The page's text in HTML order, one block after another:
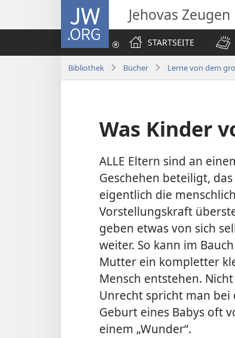
JW.ORG Jehovas Zeugen
STARTSEITE
Bibliothek Bücher Lerne von dem
Was Kinder
ALLE Eltern sind an
Geschehen beteiligt, das
eigentlich die
Vorstellungskraft
geben etwas von sich
weiter. So kann im
Mutter ein kompletter
Mensch entstehen.
Unrecht spricht man bei
Geburt eines Babys oft
einem „Wunder“.